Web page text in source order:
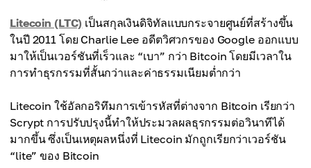
Litecoin (LTC) เป็นสกุลเงินดิจิทัลแบบกระจายศูนย์ที่สร้างขึ้น
ในปี 2011 โดย Charlie Lee อดีตวิศวกรของ Google ออกแบบ
มาให้เป็นเวอร์ชันที่เร็วและ “เบา” กว่า Bitcoin โดยมีเวลาใน
การทำธุรกรรมที่สั้นกว่าและค่าธรรมเนียมต่ำกว่า
Litecoin ใช้อัลกอริทึมการเข้ารหัสที่ต่างจาก Bitcoin เรียกว่า
Scrypt การปรับปรุงนี้ทำให้ประมวลผลธุรกรรมต่อวินาทีได้
มากขึ้น ซึ่งเป็นเหตุผลหนึ่งที่ Litecoin มักถูกเรียกว่าเวอร์ชัน
“lite” ของ Bitcoin